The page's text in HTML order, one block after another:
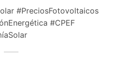
#PreciosFotovoltaicos
#CPEF